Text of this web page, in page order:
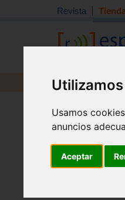
Usamos
anuncios
Aceptar
Revista
Revista